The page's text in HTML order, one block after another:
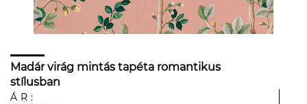
Madár virág mintás tapéta romantikus
stílusban
ÁR: